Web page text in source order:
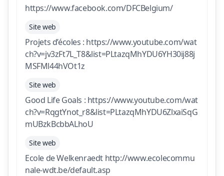
https://www.facebook.com/DFCBelgium/
Site web
Projets d’écoles : https://www.youtube.com/wat
ch?v=jv3zFt7L_T8&list=PLtazqMhYDU6YH30ij88j
MSFMl44hVOt1z
Site web
Good Life Goals : https://www.youtube.com/wat
ch?v=RqgtYnot_r8&list=PLtazqMhYDU6ZlxaiSqG
mUBzkBcbbALhoU
Site web
Ecole de Welkenraedt http://www.ecolecommu
nale-wdt.be/default.asp